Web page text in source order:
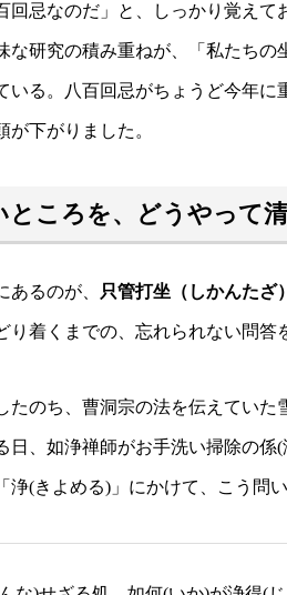
回忌なのだ」と、しっかり覚えて
な研究の積み重ねが、「私たちの
いる。八百回忌がちょうど今年
が下がりました。
ところを、どうやって
るのが、 只管打坐（しかんたざ）
り着くまでの、忘れられない問答
たのち、曹洞宗の法を伝えてい
日、如浄禅師がお手洗い掃除の
浄(きよめる)」にかけて、こう問